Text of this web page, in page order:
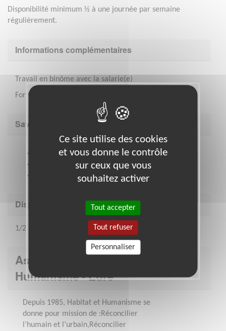
Disponibilité minimum ½ à une journée par semaine
régulièrement.
Informations complémentaires
Travail en binôme avec la salarie(e)
Formation en interne par l école du mouvement
Savoir être & compétences
Etre à l'écoute
savoir travailler en équipe
Disponibilité demandée
1/2 ou 1 journée semaine
Association : Habitat et
Humanisme - Eure
Depuis 1985, Habitat et Humanisme se
donne pour mission de :Réconcilier
l’humain et l’urbain,Réconcilier
Ce site utilise des cookies
et vous donne le contrôle
sur ceux que vous
souhaitez activer
Tout accepter
Tout refuser
Personnaliser